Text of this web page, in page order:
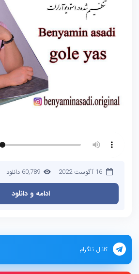
16 آگوست 2022 60,789 دانلود
ادامه و دانلود
کانال تلگرام